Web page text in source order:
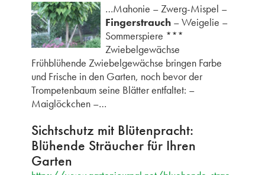
…Mahonie – Zwerg-Mispel –
Fingerstrauch– Weigelie –
Sommerspiere ***
Zwiebelgewächse
Frühblühende Zwiebelgewächse bringen Farbe
und Frische in den Garten, noch bevor der
Trompetenbaum seine Blätter entfaltet: –
Maiglöckchen –…
Sichtschutz mit Blütenpracht:
Blühende Sträucher für Ihren
Garten